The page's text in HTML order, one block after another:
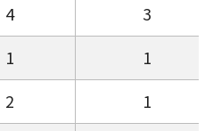
4
3
1
1
2
1